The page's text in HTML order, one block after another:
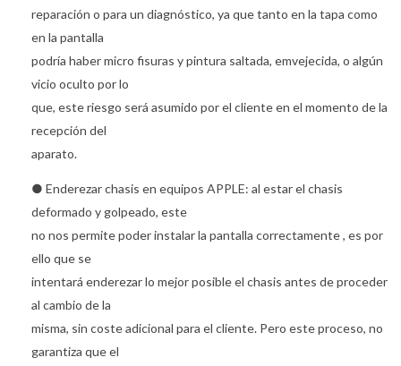
reparación o para un diagnóstico, ya que tanto en la tapa como
en la pantalla
podría haber micro fisuras y pintura saltada, emvejecida, o algún
vicio oculto por lo
que, este riesgo será asumido por el cliente en el momento de la
recepción del
aparato.
● Enderezar chasis en equipos APPLE: al estar el chasis
deformado y golpeado, este
no nos permite poder instalar la pantalla correctamente , es por
ello que se
intentará enderezar lo mejor posible el chasis antes de proceder
al cambio de la
misma, sin coste adicional para el cliente. Pero este proceso, no
garantiza que el